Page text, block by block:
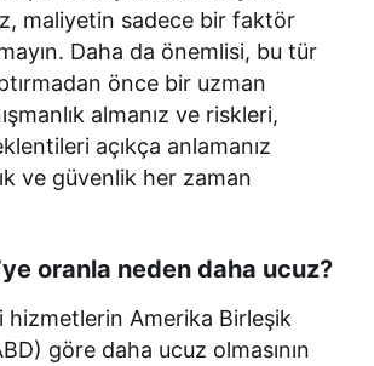
maliyetin sadece bir faktör
Daha da önemlisi, bu tür
önce bir uzman
almanız ve riskleri,
açıkça anlamanız
ve güvenlik her zaman
oranla neden daha ucuz?
hizmetlerin Amerika Birleşik
göre daha ucuz olmasının